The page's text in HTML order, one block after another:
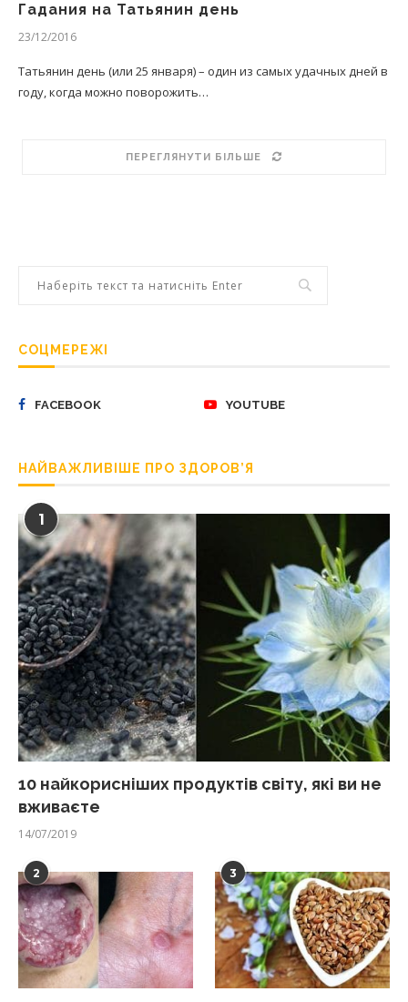
Гадания на Татьянин день
23/12/2016
Татьянин день (или 25 января) – один из самых удачных дней в
году, когда можно поворожить…
ПЕРЕГЛЯНУТИ БІЛЬШЕ
СОЦМЕРЕЖІ
FACEBOOK YOUTUBE
НАЙВАЖЛИВІШЕ ПРО ЗДОРОВ’Я
1
10 найкорисніших продуктів світу, які ви не
вживаєте
14/07/2019
2 3